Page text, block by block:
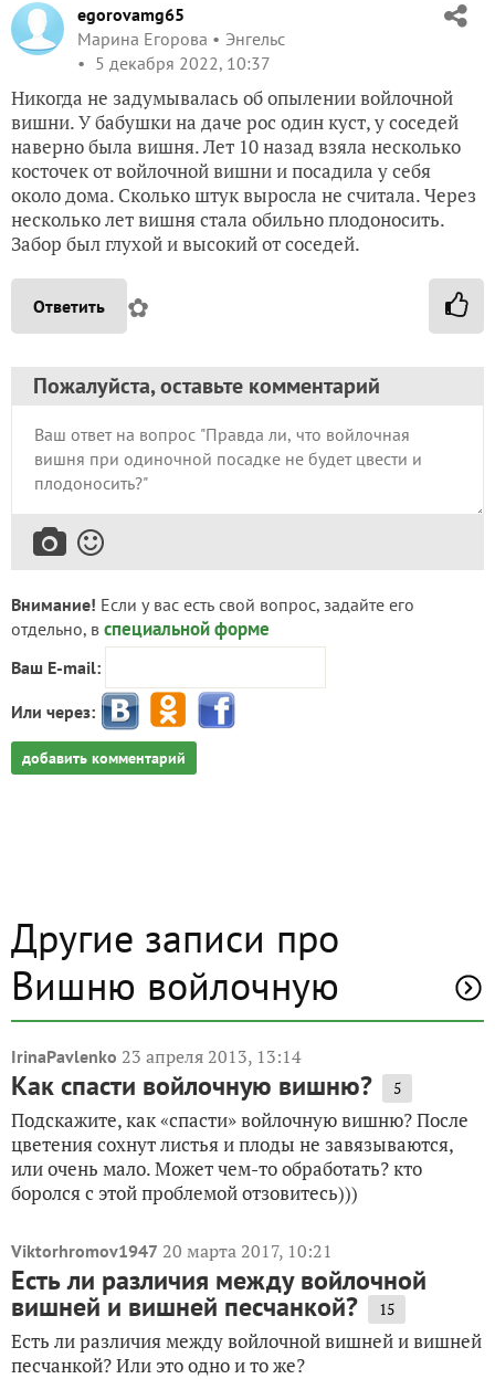
egorovamg65
Марина Егорова
Энгельс
5 декабря 2022, 10:37
Никогда не задумывалась об опылении войлочной
вишни. У бабушки на даче рос один куст, у соседей
наверно была вишня. Лет 10 назад взяла несколько
косточек от войлочной вишни и посадила у себя
около дома. Сколько штук выросла не считала. Через
несколько лет вишня стала обильно плодоносить.
Забор был глухой и высокий от соседей.
Ответить ✿
Пожалуйста, оставьте комментарий
Внимание! Если у вас есть свой вопрос, задайте его
отдельно, в специальной форме
Ваш E-mail:
Или через:
добавить комментарий
Другие записи про
Вишню войлочную
IrinaPavlenko 23 апреля 2013, 13:14
Как спасти войлочную вишню? 5
Подскажите, как «спасти» войлочную вишню? После
цветения сохнут листья и плоды не завязываются,
или очень мало. Может чем-то обработать? кто
боролся с этой проблемой отзовитесь)))
Viktorhromov1947 20 марта 2017, 10:21
Есть ли различия между войлочной
вишней и вишней песчанкой? 15
Есть ли различия между войлочной вишней и вишней
песчанкой? Или это одно и то же?